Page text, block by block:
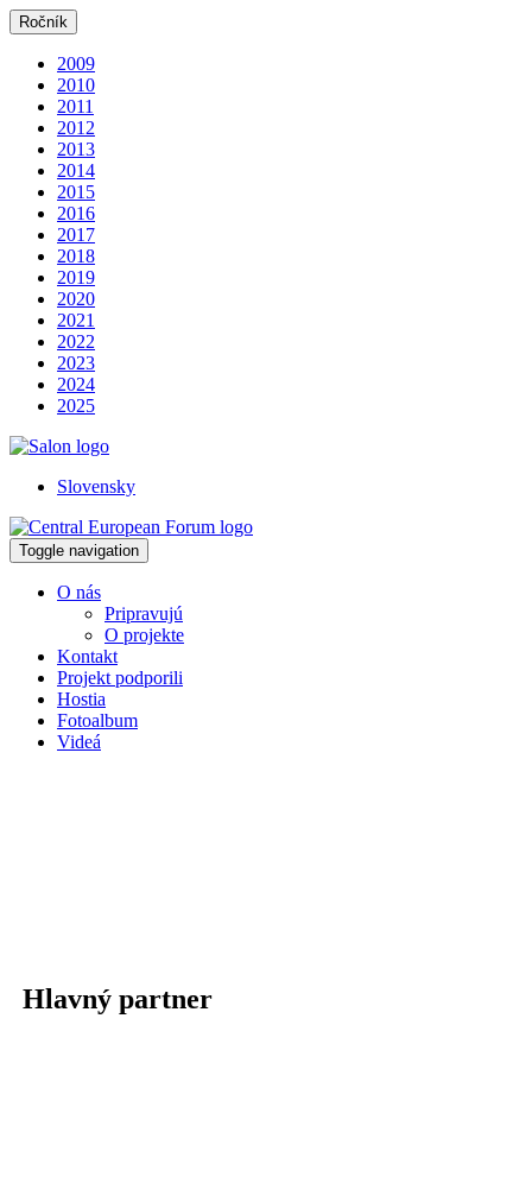
Ročník
2009
2010
2011
2012
2013
2014
2015
2016
2017
2018
2019
2020
2021
2022
2023
2024
2025
Slovensky
Toggle navigation
O nás
Pripravujú
O projekte
Kontakt
Projekt podporili
Hostia
Fotoalbum
Videá
Hlavný partner